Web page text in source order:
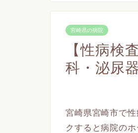
宮崎県の病院
【性病検
科・泌尿
宮崎県宮崎市で
クすると病院の